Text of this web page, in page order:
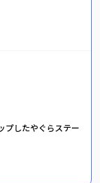
プしたやぐらステー